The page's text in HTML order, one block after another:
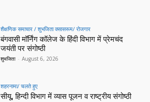
शैक्षणिक समाचार / शुभजिता क्सासरूम/ रोजगार
बंगवासी मॉर्निंग कॉलेज के हिंदी विभाग में प्रेमचंद
जयंती पर संगोष्ठी
शुभजिता - August 6, 2026
शहरनामा/ चलते हुए
सीयू, हिन्दी विभाग में व्यास पूजन व राष्ट्रीय संगोष्ठी